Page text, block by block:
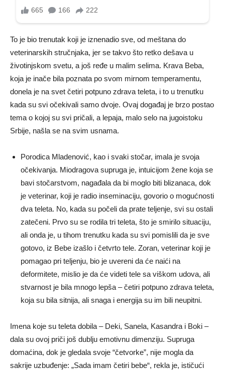
To je bio trenutak koji je iznenadio sve, od meštana do
veterinarskih stručnjaka, jer se takvo što retko dešava u
životinjskom svetu, a još ređe u malim selima. Krava Beba,
koja je inače bila poznata po svom mirnom temperamentu,
donela je na svet četiri potpuno zdrava teleta, i to u trenutku
kada su svi očekivali samo dvoje. Ovaj događaj je brzo postao
tema o kojoj su svi pričali, a lepaja, malo selo na jugoistoku
Srbije, našla se na svim usnama.
Porodica Mladenović, kao i svaki stočar, imala je svoja
očekivanja. Miodragova supruga je, intuicijom žene koja se
bavi stočarstvom, nagađala da bi moglo biti blizanaca, dok
je veterinar, koji je radio inseminaciju, govorio o mogućnosti
dva teleta. No, kada su počeli da prate teljenje, svi su ostali
zatečeni. Prvo su se rodila tri teleta, što je smirilo situaciju,
ali onda je, u tihom trenutku kada su svi pomislili da je sve
gotovo, iz Bebe izašlo i četvrto tele. Zoran, veterinar koji je
pomagao pri teljenju, bio je uvereni da će naići na
deformitete, mislio je da će videti tele sa viškom udova, ali
stvarnost je bila mnogo lepša – četiri potpuno zdrava teleta,
koja su bila sitnija, ali snaga i energija su im bili neupitni.
Imena koje su teleta dobila – Deki, Sanela, Kasandra i Boki –
dala su ovoj priči još dublju emotivnu dimenziju. Supruga
domaćina, dok je gledala svoje “četvorke”, nije mogla da
sakrije uzbuđenje: „Sada imam četiri bebe“, rekla je, ističući